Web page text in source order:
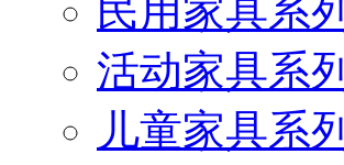
民用家具系列
活动家具系列
儿童家具系列